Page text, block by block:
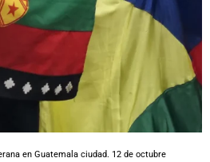
en Guatemala ciudad. 12 de octubre